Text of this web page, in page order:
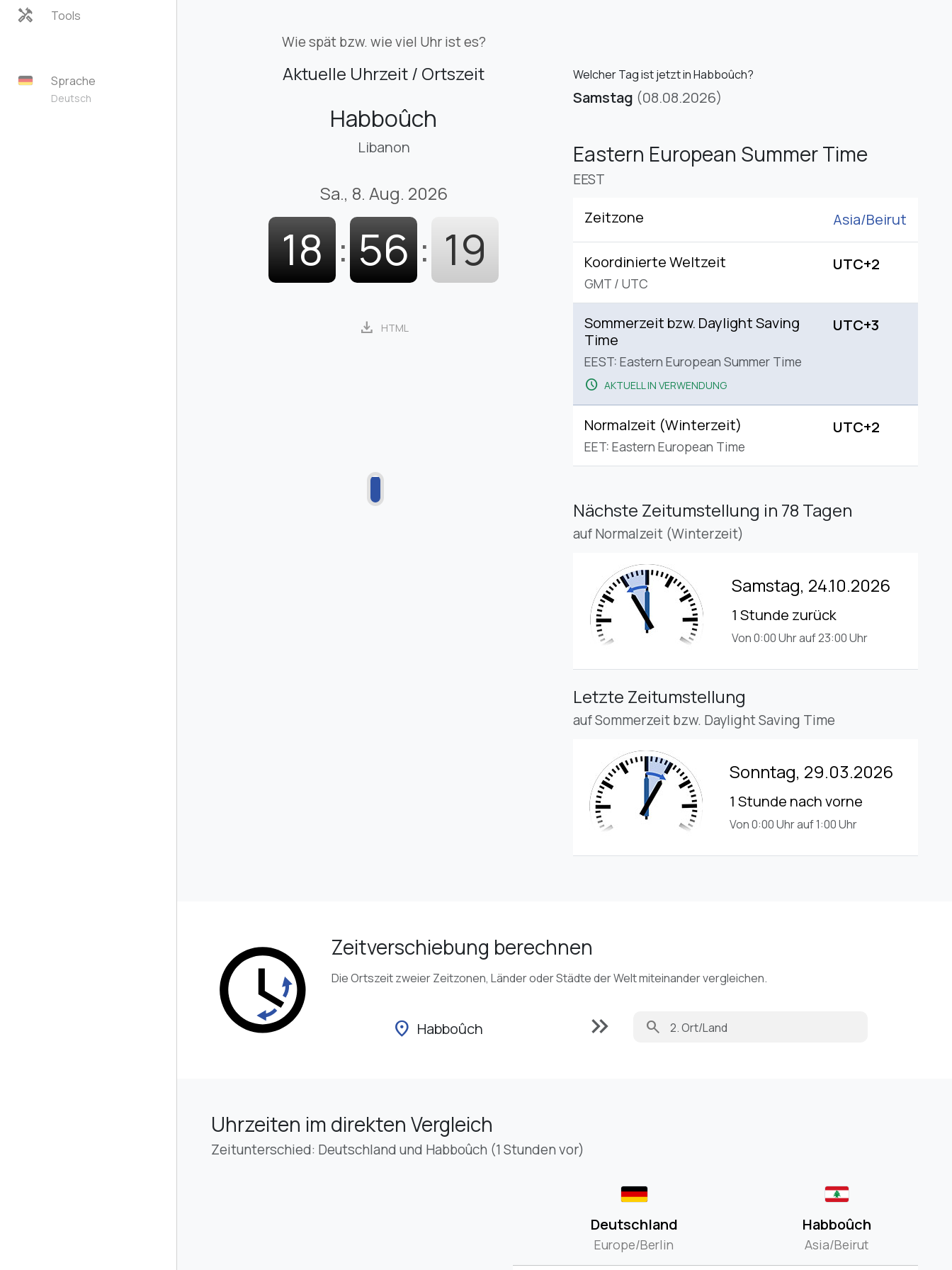
handyman Tools
Sprache
Deutsch
Wie spät bzw. wie viel Uhr ist es?
Aktuelle Uhrzeit / Ortszeit
Habboûch
Libanon
Sa., 8. Aug. 2026
18 : 56 : 20
download HTML
Welcher Tag ist jetzt in Habboûch?
Samstag (08.08.2026)
Eastern European Summer Time
EEST
Zeitzone Asia/Beirut
Koordinierte Weltzeit
GMT / UTC
UTC+2
Sommerzeit bzw. Daylight Saving
Time
EEST: Eastern European Summer Time
schedule AKTUELL IN VERWENDUNG
UTC+3
Normalzeit (Winterzeit)
EET: Eastern European Time
UTC+2
Nächste Zeitumstellung in 78 Tagen
auf Normalzeit (Winterzeit)
Samstag, 24.10.2026
1 Stunde zurück
Von 0:00 Uhr auf 23:00 Uhr
Letzte Zeitumstellung
auf Sommerzeit bzw. Daylight Saving Time
Sonntag, 29.03.2026
1 Stunde nach vorne
Von 0:00 Uhr auf 1:00 Uhr
Zeitverschiebung berechnen
Die Ortszeit zweier Zeitzonen, Länder oder Städte der Welt miteinander vergleichen.
location_on Habboûch keyboard_double_arrow_right search
Uhrzeiten im direkten Vergleich
Zeitunterschied: Deutschland und Habboûch (1 Stunden vor)
Deutschland
Europe/Berlin
Habboûch
Asia/Beirut